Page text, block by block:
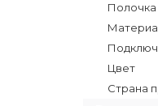
Полочка
Цвет
Страна